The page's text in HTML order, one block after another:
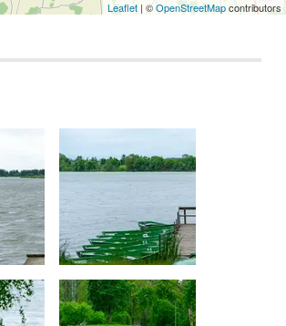
Leaflet | ©OpenStreetMapcontributors